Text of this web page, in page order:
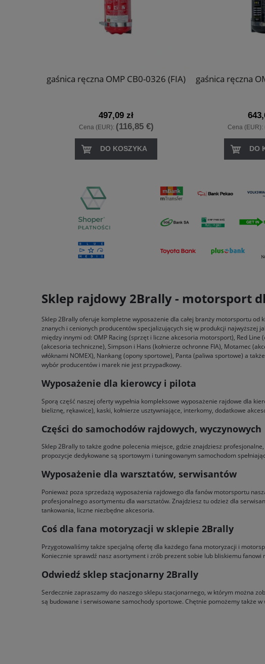
gaśnica ręczna OMP CB0-0326 (FIA)
497,09 zł
Cena (EUR): (116,85 €)
DO KOSZYKA
gaśnica ręczna
Cena (EUR):
DO
Sklep rajdowy 2Brally - motorsport
Sklep 2Brally oferuje kompletne wyposażenie dla całej branży motorsportu
znanych i cenionych producentów specjalizujących się w produkcji najwyższej
między innymi od: OMP Racing (sprzęt i liczne akcesoria motorsport), Red
(akcesoria techniczne), Simpson i Hans (kołnierze ochronne FIA), Motamec
włóknami NOMEX), Nankang (opony sportowe), Panta (paliwa sportowe) a
wybór producentów i marek nie jest przypadkowy.
Wyposażenie dla kierowcy i pilota
Sporą część naszej oferty wypełnia kompleksowe wyposażenie rajdowe dla
bieliznę, rękawice), kaski, kołnierze usztywniające, interkomy, dodatkowe
Części do samochodów rajdowych, wyczynowych
Sklep 2Brally to także godne polecenia miejsce, gdzie znajdziesz
propozycje dedykowane są sportowym i tuningowanym samochodom
Wyposażenie dla warsztatów, serwisantów
Ponieważ poza sprzedażą wyposażenia rajdowego dla fanów motorsportu
profesjonalnego asortymentu dla warsztatów. Znajdziesz tu odzież dla
tankowania, liczne niezbędne akcesoria.
Coś dla fana motoryzacji w sklepie 2Brally
Przygotowaliśmy także specjalną ofertę dla każdego fana motoryzacji i
Koniecznie sprawdź nasz asortyment i zrób prezent sobie lub bliskiemu
Odwiedź sklep stacjonarny 2Brally
Serdecznie zapraszamy do naszego sklepu stacjonarnego, w którym można
są budowane i serwisowane samochody sportowe. Chętnie pomożemy także